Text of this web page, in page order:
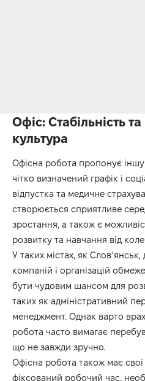
Офіс: Стабільність
культура
Офісна робота пропонує іншу
чітко визначений графік і
відпустка та медичне
створюється сприятливе
зростання, а також є
розвитку та навчання від
У таких містах, як Слов’янськ,
компаній і організацій
бути чудовим шансом для
таких як адміністративний
менеджмент. Однак варто
робота часто вимагає
що не завжди зручно.
Офісна робота також має
фіксований робочий час,